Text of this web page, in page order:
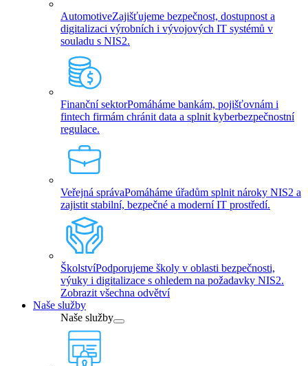
AutomotiveZajišťujeme bezpečnost, dostupnost a
digitalizaci výrobních i vývojových IT systémů v
souladu s NIS2.
Finanční sektorPomáháme bankám, pojišťovnám i
fintech firmám chránit data a splnit kyberbezpečnostní
regulace.
Veřejná správaPomáháme úřadům splnit nároky NIS2 a
zajistit stabilní, bezpečné a moderní IT prostředí.
ŠkolstvíPodporujeme školy v oblasti bezpečnosti,
výuky i digitalizace s ohledem na požadavky NIS2.
Zobrazit všechna odvětví
Naše služby
Naše služby